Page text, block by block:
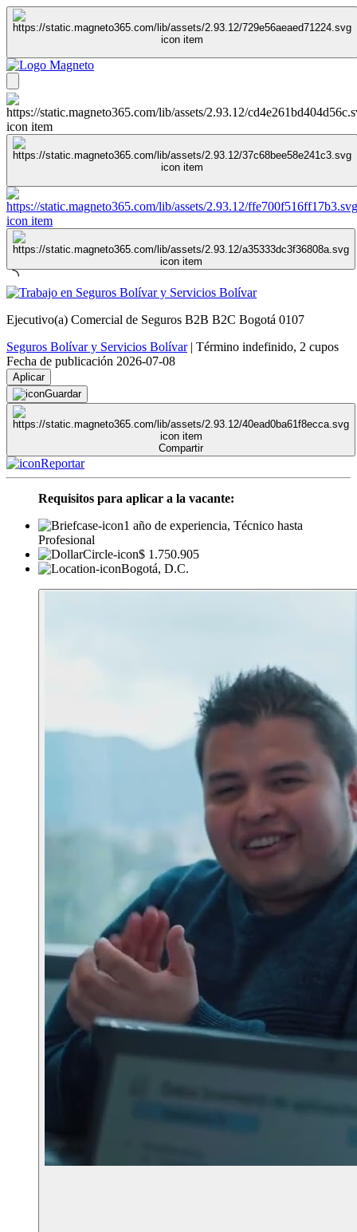
Ejecutivo(a) Comercial de Seguros B2B B2C Bogotá 0107
Seguros Bolívar y Servicios Bolívar | Término indefinido, 2 cupos
Fecha de publicación 2026-07-08
Aplicar
Guardar
Compartir
Reportar
Requisitos para aplicar a la vacante:
1 año de experiencia, Técnico hasta
Profesional
$ 1.750.905
Bogotá, D.C.